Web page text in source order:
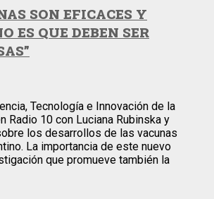
SON EFICACES Y
ES QUE DEBEN SER
Tecnología e Innovación de la
Radio 10 con Luciana Rubinska y
los desarrollos de las vacunas
La importancia de este nuevo
que promueve también la